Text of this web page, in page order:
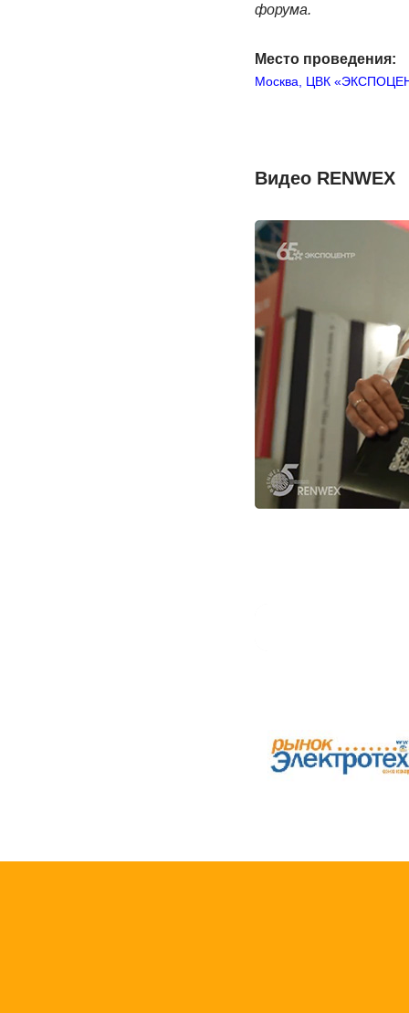
форума.
Место проведения:
Москва, ЦВК
Видео RENWEX